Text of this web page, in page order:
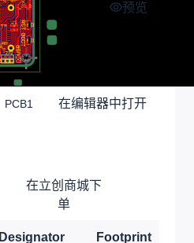
预览
PCB1 在编辑器中打开
在立创商城下
单
Designator Footprint